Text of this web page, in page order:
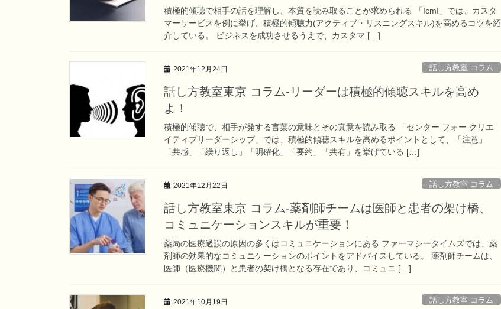
積極的傾聴で相手の話を理解し、本質を読み取ることが求められる 「IcmI」では、カスタ
マーサービスを例に挙げ、積極的傾聴力(アクティブ・リスニングスキル)を高めるコツを紹
介している。 ビジネスを成功させるうえで、カスタマ […]
2021年12月24日 話し方教室 コラム
話し方教室東京 コラム-リーダーは積極的傾聴スキルを高め
よ！
積極的傾聴で、相手が発する言葉の意味とその真意を読み取る 「センター フォー クリエ
イティブリーダーシップ」では、積極的傾聴スキルを高めるポイントとして、「注意」
「共感」「繰り返し」「明確化」「要約」「共有」を挙げている […]
2021年12月22日 話し方教室 コラム
話し方教室東京 コラム-薬剤師チームは医師と患者の架け橋、
コミュニケーションスキルが重要！
薬局の医療過誤の原因の多くはコミュニケーションにある ファーマシータイムズでは、薬
剤師の効果的なコミュニケーションのポイントをアドバイスしている。 薬剤師チームは、
医師（医療機関）と患者の架け橋となる存在であり、コミュニ […]
2021年10月19日 話し方教室 コラム